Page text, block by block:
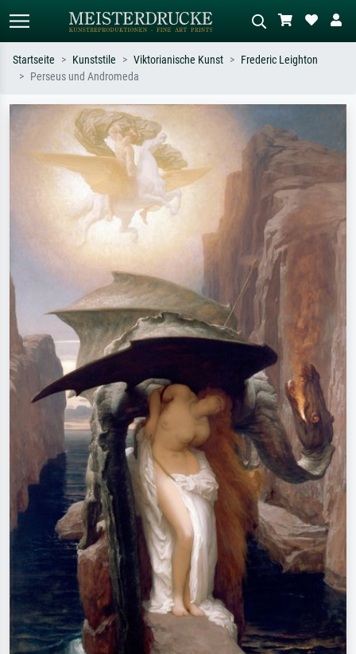
Suchen Sie nach Künstlern, Werktiteln
oder Stilen – z.B. Monet,
Sternennacht, Impressionismus, Welle
Hokusai, Akt.
Wiese, Abstrakt mit viel Rot, Dunkles
Ölgemälde, Stehender Akt neben einem
Startseite Kunststile Viktorianische Kunst
Frederic Leighton
Perseus und Andromeda